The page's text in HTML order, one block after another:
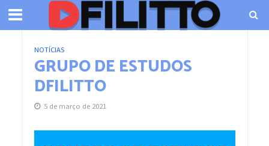
NOTÍCIAS
GRUPO DE ESTUDOS
DFILITTO
5 de março de 2021